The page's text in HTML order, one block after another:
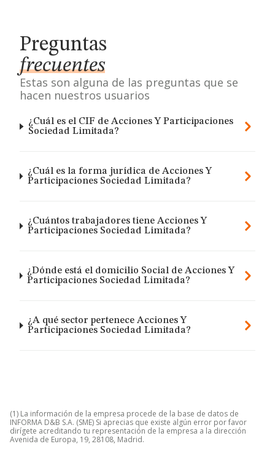
Preguntas
frecuentes
Estas son alguna de las preguntas que se
hacen nuestros usuarios
¿Cuál es el CIF de Acciones Y Participaciones
Sociedad Limitada?
¿Cuál es la forma jurídica de Acciones Y
Participaciones Sociedad Limitada?
¿Cuántos trabajadores tiene Acciones Y
Participaciones Sociedad Limitada?
¿Dónde está el domicilio Social de Acciones Y
Participaciones Sociedad Limitada?
¿A qué sector pertenece Acciones Y
Participaciones Sociedad Limitada?
(1) La información de la empresa procede de la base de datos de
INFORMA D&B S.A. (SME) Si aprecias que existe algún error por favor
dirígete acreditando tu representación de la empresa a la dirección
Avenida de Europa, 19, 28108, Madrid.